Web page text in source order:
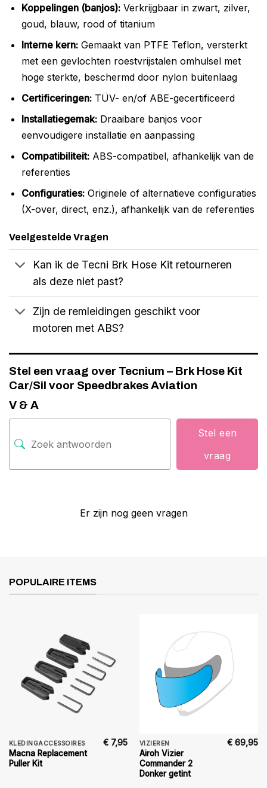
Koppelingen (banjos):Verkrijgbaar in zwart, zilver,
goud, blauw, rood of titanium
Interne kern:Gemaakt van PTFE Teflon, versterkt
met een gevlochten roestvrijstalen omhulsel met
hoge sterkte, beschermd door nylon buitenlaag
Certificeringen:TÜV- en/of ABE-gecertificeerd
Installatiegemak:Draaibare banjos voor
eenvoudigere installatie en aanpassing
Compatibiliteit:ABS-compatibel, afhankelijk van de
referenties
Configuraties:Originele of alternatieve configuraties
(X-over, direct, enz.), afhankelijk van de referenties
Veelgestelde Vragen
Kan ik de Tecni Brk Hose Kit retourneren
als deze niet past?
Zijn de remleidingen geschikt voor
motoren met ABS?
Stel een vraag over Tecnium – Brk Hose Kit
Car/Sil voor Speedbrakes Aviation
V & A
Stel een
vraag
Er zijn nog geen vragen
POPULAIRE ITEMS
KLEDINGACCESSOIRES
Macna Replacement
Puller Kit
€ 7,95 VIZIEREN
Airoh Vizier
Commander 2
Donker getint
€ 69,95